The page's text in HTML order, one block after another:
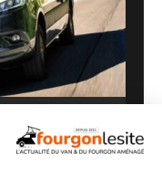
:
Canyon S